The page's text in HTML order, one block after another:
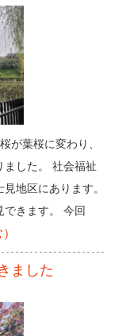
が葉桜に変わり、
ました。 社会福祉
地区にあります。
きます。 今回
ました